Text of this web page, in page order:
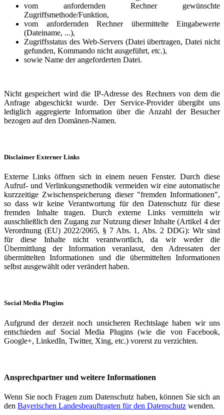
vom anfordernden Rechner gewünschte
Zugriffsmethode/Funktion,
vom anfordernden Rechner übermittelte Eingabewerte
(Dateiname, ...),
Zugriffsstatus des Web-Servers (Datei übertragen, Datei nicht
gefunden, Kommando nicht ausgeführt, etc.),
sowie Name der angeforderten Datei.
Nicht gespeichert wird die IP-Adresse des Rechners von dem die
Anfrage abgeschickt wurde. Der Service-Provider übergibt uns
lediglich aggregierte Information über die Anzahl der Besucher
bezogen auf den Domänen-Namen.
Disclaimer Externer Links
Externe Links öffnen sich in einem neuen Fenster. Durch diese
Aufruf- und Verlinkungsmethodik vermeiden wir eine automatische
kurzzeitige Zwischenspeicherung dieser "fremden Informationen",
so dass wir keine Verantwortung für den Datenschutz für diese
fremden Inhalte tragen. Durch externe Links vermitteln wir
ausschließlich den Zugang zur Nutzung dieser Inhalte (Artikel 4 der
Verordnung (EU) 2022/2065, § 7 Abs. 1, Abs. 2 DDG): Wir sind
für diese Inhalte nicht verantwortlich, da wir weder die
Übermittlung der Information veranlasst, den Adressaten der
übermittelten Informationen und die übermittelten Informationen
selbst ausgewählt oder verändert haben.
Social Media Plugins
Aufgrund der derzeit noch unsicheren Rechtslage haben wir uns
entschieden auf Social Media Plugins (wie die von Facebook,
Google+, LinkedIn, Twitter, Xing, etc.) vorerst zu verzichten.
Ansprechpartner und weitere Informationen
Wenn Sie noch Fragen zum Datenschutz haben, können Sie sich an
den Bayerischen Landesbeauftragten für den Datenschutz wenden.